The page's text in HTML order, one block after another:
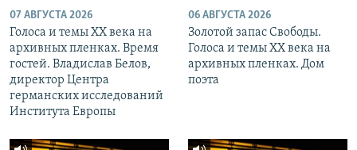
07 АВГУСТА 2026
Голоса и темы XX века на
архивных пленках. Время
гостей. Владислав Белов,
директор Центра
германских исследований
Института Европы
06 АВГУСТА 2026
Золотой запас Свободы.
Голоса и темы XX века на
архивных пленках. Дом
поэта